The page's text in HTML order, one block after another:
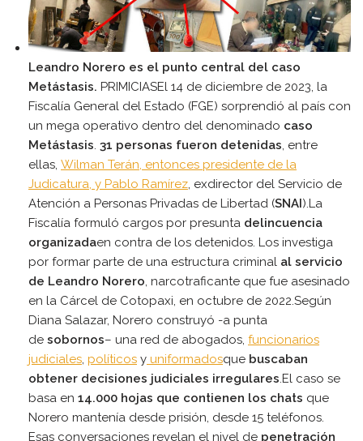
Leandro Norero es el punto central del caso
Metástasis. PRIMICIASEl 14 de diciembre de 2023, la
Fiscalía General del Estado (FGE) sorprendió al país con
un mega operativo dentro del denominado caso
Metástasis. 31 personas fueron detenidas, entre
ellas, Wilman Terán, entonces presidente de la
Judicatura, y Pablo Ramírez, exdirector del Servicio de
Atención a Personas Privadas de Libertad (SNAI).La
Fiscalía formuló cargos por presunta delincuencia
organizadaen contra de los detenidos. Los investiga
por formar parte de una estructura criminal al servicio
de Leandro Norero, narcotraficante que fue asesinado
en la Cárcel de Cotopaxi, en octubre de 2022.Según
Diana Salazar, Norero construyó -a punta
de sobornos– una red de abogados, funcionarios
judiciales, políticos y uniformadosque buscaban
obtener decisiones judiciales irregulares.El caso se
basa en 14.000 hojas que contienen los chats que
Norero mantenía desde prisión, desde 15 teléfonos.
Esas conversaciones revelan el nivel de penetración